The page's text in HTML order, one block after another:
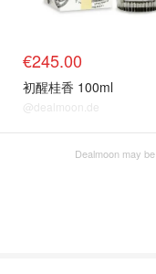
€245.00
初醒桂香 100ml
@dealmoon.de
Dealmoon may